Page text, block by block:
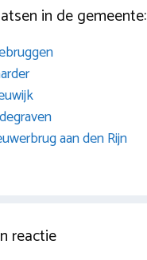
in de gemeente:
aan den Rijn
reactie